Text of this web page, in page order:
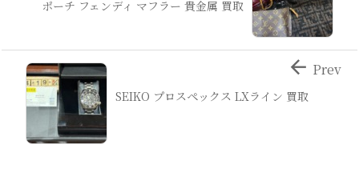
ポーチ フェンディ マフラー 貴金属 買取
SEIKO プロスペックス LXライン 買取
 Prev